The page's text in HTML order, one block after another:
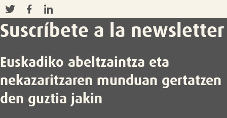
Suscríbete a la newsletter
Euskadiko abeltzaintza eta
nekazaritzaren munduan gertatzen
den guztia jakin